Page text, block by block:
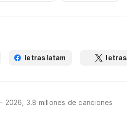
letraslatam letras
2026, 3.8 millones de canciones